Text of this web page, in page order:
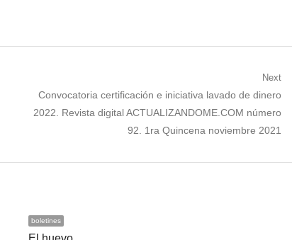
Next
Next
post:
Convocatoria certificación e iniciativa lavado de dinero
2022. Revista digital ACTUALIZANDOME.COM número
92. 1ra Quincena noviembre 2021
boletines